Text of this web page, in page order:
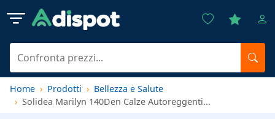
Home Prodotti
Bellezza e Salute
Solidea Marilyn 140Den Calze Autoreggenti...